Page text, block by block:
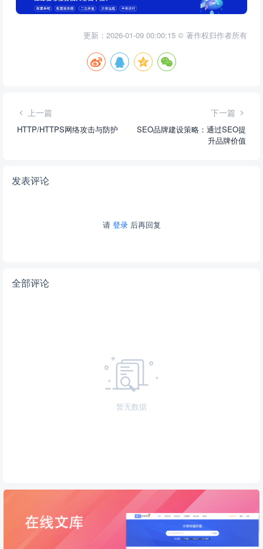
更新：2026-01-09 00:00:15 © 著作权归作者所有
上一篇
HTTP/HTTPS网络攻击与防护
下一篇
SEO品牌建设策略：通过SEO提
升品牌价值
发表评论
请 登录后再回复
全部评论
暂无数据